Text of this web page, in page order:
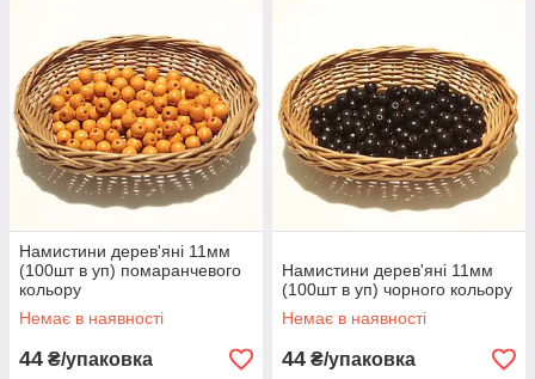
Намистини дерев'яні 11мм
(100шт в уп) помаранчевого
кольору
Немає в наявності
44 ₴/упаковка
Намистини дерев'яні 11мм
(100шт в уп) чорного кольору
Немає в наявності
44 ₴/упаковка